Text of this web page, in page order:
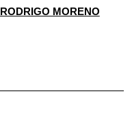
RODRIGO MORENO